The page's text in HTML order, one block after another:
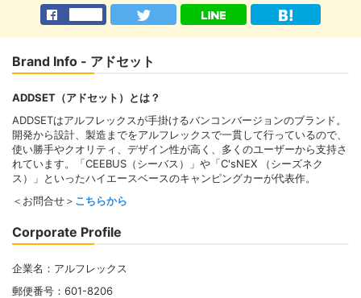
Brand Info - アドセット
ADDSET（アドセット）とは？
ADDSETはアルフレックスが手掛けるバンコンバージョンのブランド。
開発から設計、製造までをアルフレックスで一貫して行っているので、
使い勝手やクオリティ、デザイン性が高く、多くのユーザーから支持さ
れています。「CEEBUS（シーバス）」や「C'sNEX （シーズネク
ス）」といったハイエースベースのキャンピングカーが代表作。
＜お問合せ＞ こちらから
Corporate Profile
企業名：アルフレックス
郵便番号：601-8206